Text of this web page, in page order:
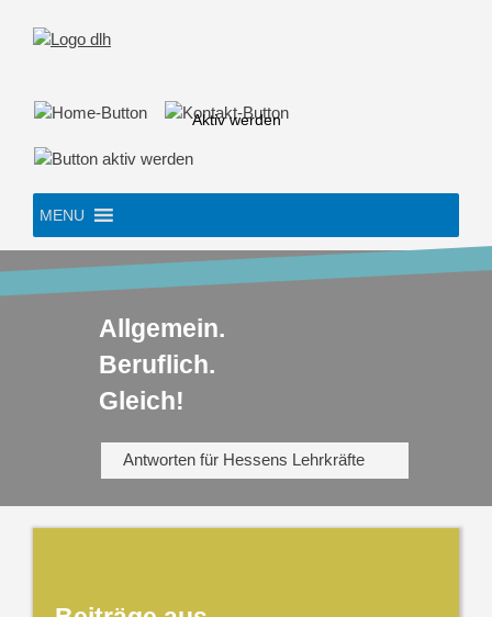
Aktiv werden
MENU
Allgemein.
Beruflich.
Gleich!
Antworten für Hessens Lehrkräfte